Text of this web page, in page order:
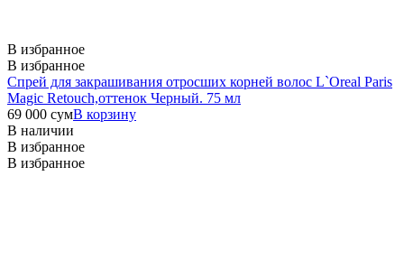
В избранное
В избранное
Спрей для закрашивания отросших корней волос L`Oreal Paris
Magic Retouch,оттенок Черный. 75 мл
69 000 сумВ корзину
В наличии
В избранное
В избранное